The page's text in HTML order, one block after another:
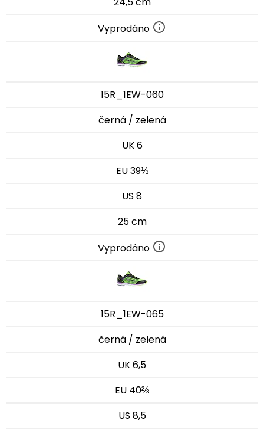
Vyprodáno
15R_1EW-060
černá / zelená
UK 6
EU 39⅓
US 8
25 cm
Vyprodáno
15R_1EW-065
černá / zelená
UK 6,5
EU 40⅔
US 8,5